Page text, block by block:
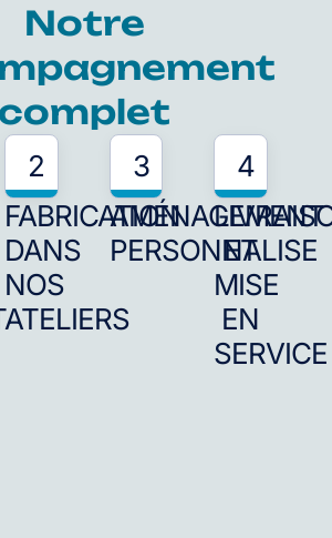
Notre
complet
2
FABRICATION
DANS
NOS
ATELIERS
3
AMÉNAGEMENT
PERSONNALISE
4
ET
MISE
EN
SERVICE